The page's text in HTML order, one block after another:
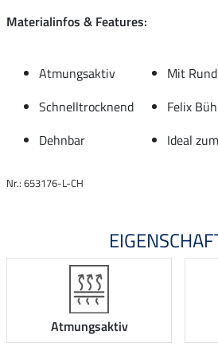
Materialinfos & Features:
Atmungsaktiv
Mit
Schnelltrocknend
Felix
Dehnbar
Ideal
Nr.: 653176-L-CH
Atmungsaktiv